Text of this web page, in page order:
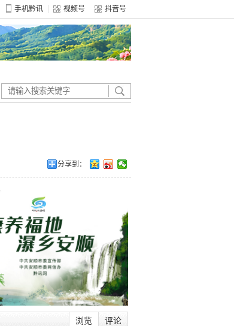
手机黔讯 视频号 抖音号
分享到：
浏览 评论